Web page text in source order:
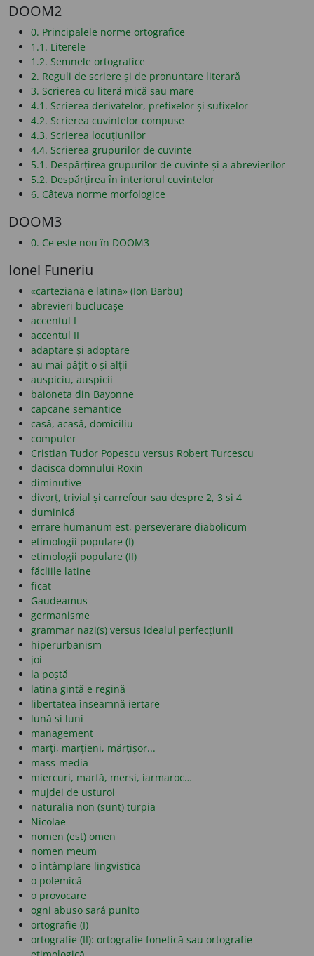
DOOM2
0. Principalele norme ortografice
1.1. Literele
1.2. Semnele ortografice
2. Reguli de scriere și de pronunțare literară
3. Scrierea cu literă mică sau mare
4.1. Scrierea derivatelor, prefixelor și sufixelor
4.2. Scrierea cuvintelor compuse
4.3. Scrierea locuțiunilor
4.4. Scrierea grupurilor de cuvinte
5.1. Despărțirea grupurilor de cuvinte și a abrevierilor
5.2. Despărțirea în interiorul cuvintelor
6. Câteva norme morfologice
DOOM3
0. Ce este nou în DOOM3
Ionel Funeriu
«carteziană e latina» (Ion Barbu)
abrevieri buclucașe
accentul I
accentul II
adaptare și adoptare
au mai pățit-o și alții
auspiciu, auspicii
baioneta din Bayonne
capcane semantice
casă, acasă, domiciliu
computer
Cristian Tudor Popescu versus Robert Turcescu
dacisca domnului Roxin
diminutive
divorț, trivial și carrefour sau despre 2, 3 și 4
duminică
errare humanum est, perseverare diabolicum
etimologii populare (I)
etimologii populare (II)
făcliile latine
ficat
Gaudeamus
germanisme
grammar nazi(s) versus idealul perfecțiunii
hiperurbanism
joi
la poștă
latina gintă e regină
libertatea înseamnă iertare
lună și luni
management
marți, marțieni, mărțișor...
mass-media
miercuri, marfă, mersi, iarmaroc…
mujdei de usturoi
naturalia non (sunt) turpia
Nicolae
nomen (est) omen
nomen meum
o întâmplare lingvistică
o polemică
o provocare
ogni abuso sará punito
ortografie (I)
ortografie (II): ortografie fonetică sau ortografie